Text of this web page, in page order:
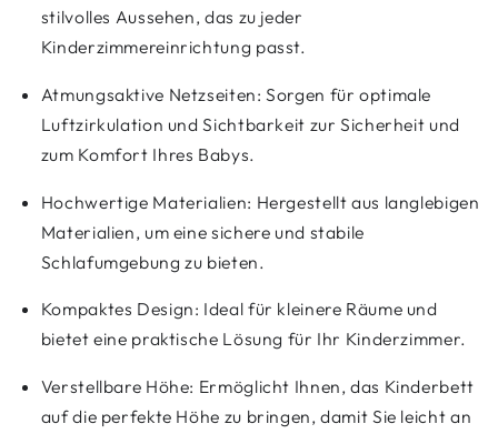
stilvolles Aussehen, das zu jeder
Kinderzimmereinrichtung passt.
Atmungsaktive Netzseiten: Sorgen für optimale
Luftzirkulation und Sichtbarkeit zur Sicherheit und
zum Komfort Ihres Babys.
Hochwertige Materialien: Hergestellt aus langlebigen
Materialien, um eine sichere und stabile
Schlafumgebung zu bieten.
Kompaktes Design: Ideal für kleinere Räume und
bietet eine praktische Lösung für Ihr Kinderzimmer.
Verstellbare Höhe: Ermöglicht Ihnen, das Kinderbett
auf die perfekte Höhe zu bringen, damit Sie leicht an